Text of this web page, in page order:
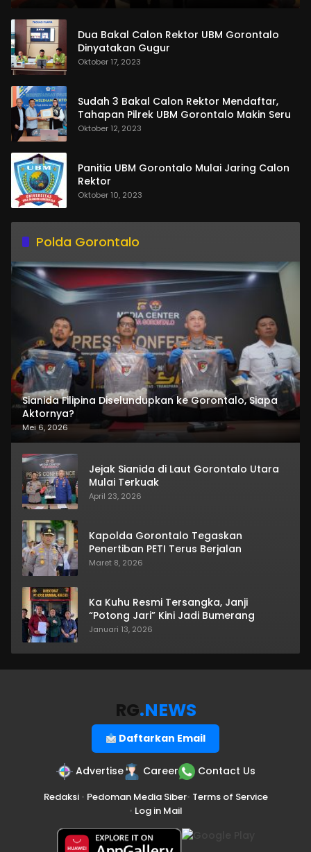
Dua Bakal Calon Rektor UBM Gorontalo
Dinyatakan Gugur
Oktober 17, 2023
Sudah 3 Bakal Calon Rektor Mendaftar,
Tahapan Pilrek UBM Gorontalo Makin Seru
Oktober 12, 2023
Panitia UBM Gorontalo Mulai Jaring Calon
Rektor
Oktober 10, 2023
Polda Gorontalo
Sianida Filipina Diselundupkan ke Gorontalo, Siapa
Aktornya?
Mei 6, 2026
Jejak Sianida di Laut Gorontalo Utara
Mulai Terkuak
April 23, 2026
Kapolda Gorontalo Tegaskan
Penertiban PETI Terus Berjalan
Maret 8, 2026
Ka Kuhu Resmi Tersangka, Janji
“Potong Jari” Kini Jadi Bumerang
Januari 13, 2026
RG.NEWS
Daftarkan Email
Advertise Career Contact Us
Redaksi• Pedoman Media Siber• Terms of Service
• Log in Mail